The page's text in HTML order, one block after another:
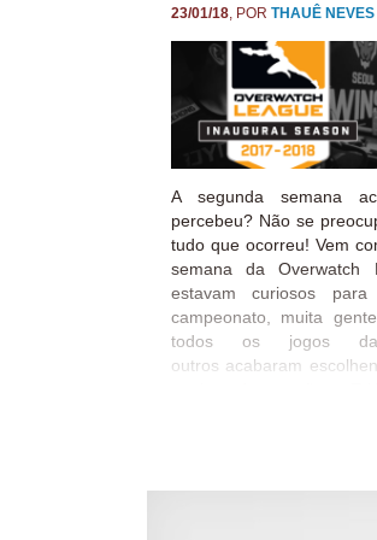
nada. O Dreamkazper
23/01/18, POR THAUÊ NEVES
A segunda semana
percebeu? Não se
tudo que ocorreu! Vem
semana da
estavam curiosos
campeonato, muita
todos os jogos da
outros acabaram